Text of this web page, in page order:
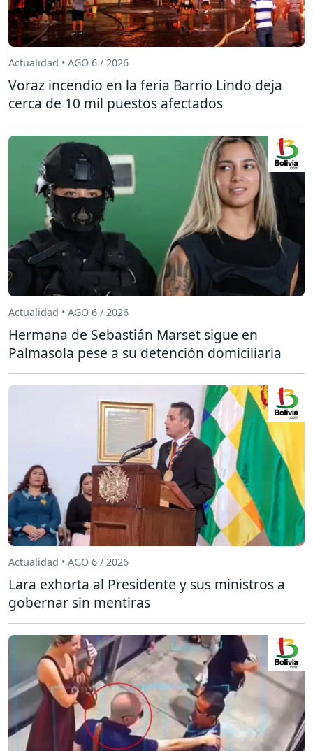
Actualidad • AGO 6 / 2026
Voraz incendio en la feria Barrio Lindo deja
cerca de 10 mil puestos afectados
Actualidad • AGO 6 / 2026
Hermana de Sebastián Marset sigue en
Palmasola pese a su detención domiciliaria
Actualidad • AGO 6 / 2026
Lara exhorta al Presidente y sus ministros a
gobernar sin mentiras